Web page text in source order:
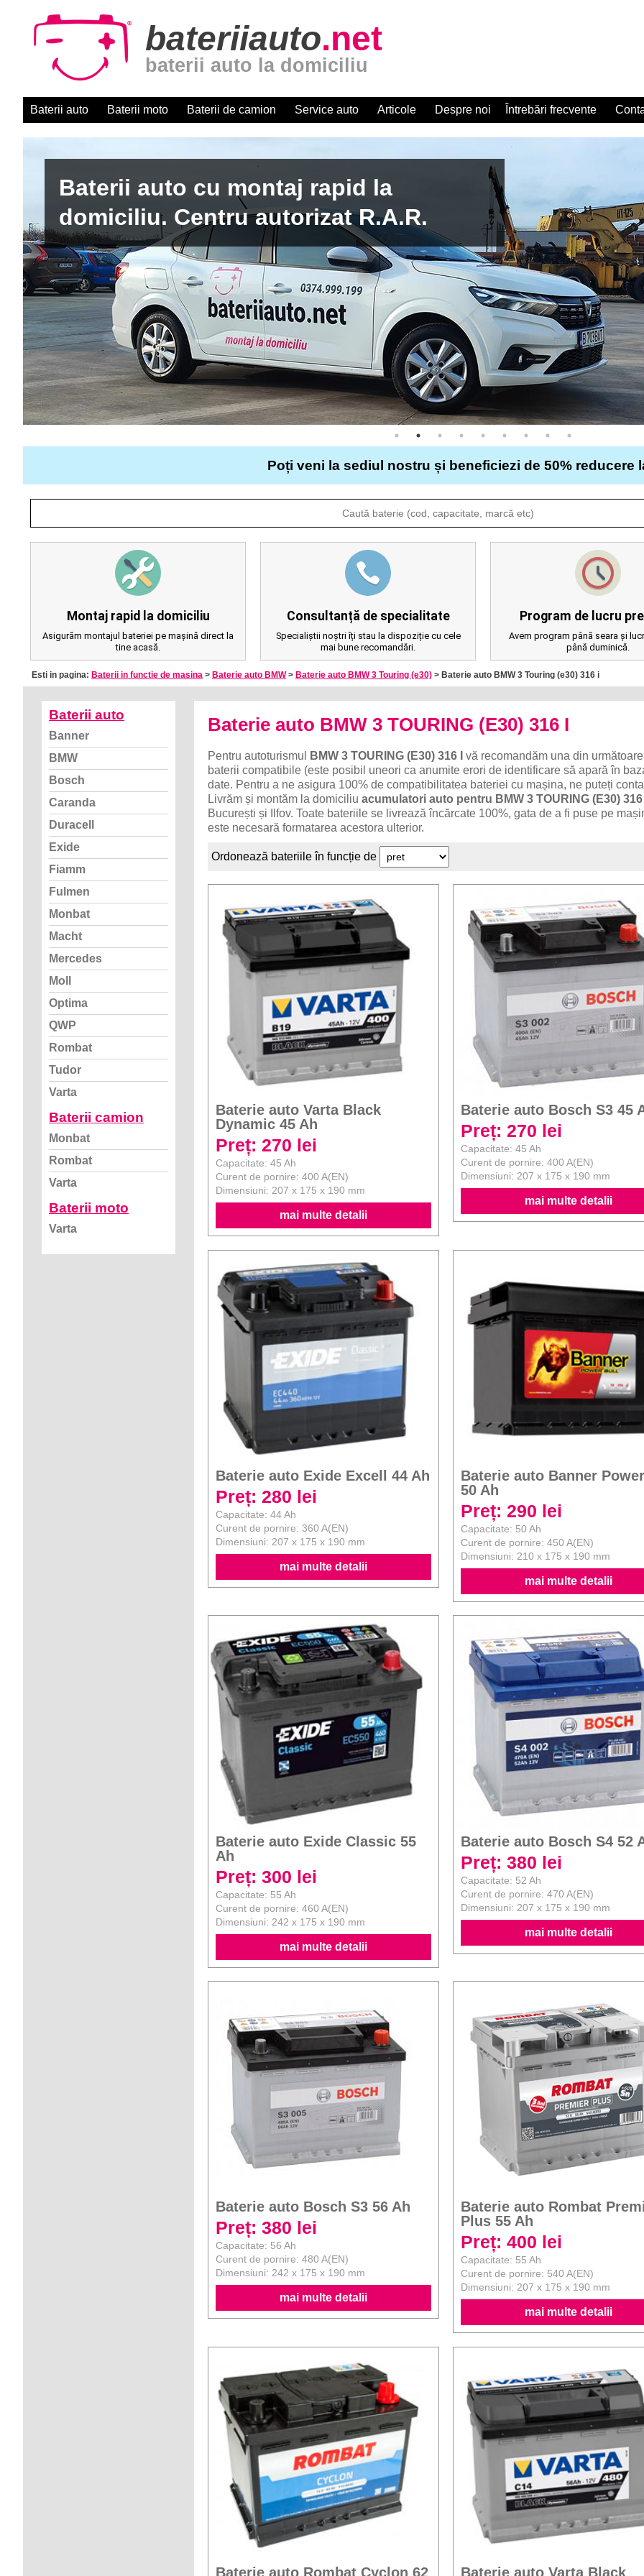
bateriiauto.net
baterii auto la domiciliu
Baterii auto Baterii moto Baterii de camion Service auto Articole Despre noi Întrebări frecvente
Baterii auto cu montaj rapid la
domiciliu. Centru autorizat R.A.R.
Poți veni la sediul nostru și beneficiezi de 50% reducere
Montaj rapid la domiciliu
Asigurăm montajul bateriei pe mașină direct la
tine acasă.
Consultanță de specialitate
Specialiștii noștri îți stau la dispoziție cu cele
mai bune recomandări.
Program de lucru
Avem program până seara și
până duminică.
Esti in pagina: Baterii in functie de masina > Baterie auto BMW> Baterie auto BMW 3 Touring (e30) > Baterie auto BMW 3 Touring (e30) 316 i
Baterie auto BMW 3 TOURING (E30) 316 I
Pentru autoturismul BMW 3 TOURING (E30) 316 I
vă recomandăm una din
baterii compatibile (este posibil uneori ca anumite erori de identificare să apară în
date. Pentru a ne asigura 100% de compatibilitatea bateriei cu mașina, ne puteți
Livrăm și montăm la domiciliuacumulatori auto pentru BMW 3 TOURING (E30) 316
București și Ilfov. Toate bateriile se livrează încărcate 100%, gata de a fi puse pe
este necesară formatarea acestora ulterior.
Ordonează bateriile în funcție de
Baterie auto Varta Black
Dynamic 45 Ah
Preț: 270 lei
Capacitate: 45 Ah
Curent de pornire: 400 A(EN)
Dimensiuni: 207 x 175 x 190 mm
mai multe detalii
Baterie auto Bosch S3 45
Preț: 270 lei
Capacitate: 45 Ah
Curent de pornire: 400 A(EN)
Dimensiuni: 207 x 175 x 190 mm
mai multe detalii
Baterie auto Exide Excell 44 Ah
Preț: 280 lei
Capacitate: 44 Ah
Curent de pornire: 360 A(EN)
Dimensiuni: 207 x 175 x 190 mm
mai multe detalii
Baterie auto Banner
50 Ah
Preț: 290 lei
Capacitate: 50 Ah
Curent de pornire: 450 A(EN)
Dimensiuni: 210 x 175 x 190 mm
mai multe detalii
Baterie auto Exide Classic 55
Ah
Preț: 300 lei
Capacitate: 55 Ah
Curent de pornire: 460 A(EN)
Dimensiuni: 242 x 175 x 190 mm
mai multe detalii
Baterie auto Bosch S4 52
Preț: 380 lei
Capacitate: 52 Ah
Curent de pornire: 470 A(EN)
Dimensiuni: 207 x 175 x 190 mm
mai multe detalii
Baterie auto Bosch S3 56 Ah
Preț: 380 lei
Capacitate: 56 Ah
Curent de pornire: 480 A(EN)
Dimensiuni: 242 x 175 x 190 mm
mai multe detalii
Baterie auto Rombat
Plus 55 Ah
Preț: 400 lei
Capacitate: 55 Ah
Curent de pornire: 540 A(EN)
Dimensiuni: 207 x 175 x 190 mm
mai multe detalii
Baterie auto Rombat Cyclon 62 Baterie auto Varta Black
Baterii auto
Banner
BMW
Bosch
Caranda
Duracell
Exide
Fiamm
Fulmen
Monbat
Macht
Mercedes
Moll
Optima
QWP
Rombat
Tudor
Varta
Baterii camion
Monbat
Rombat
Varta
Baterii moto
Varta